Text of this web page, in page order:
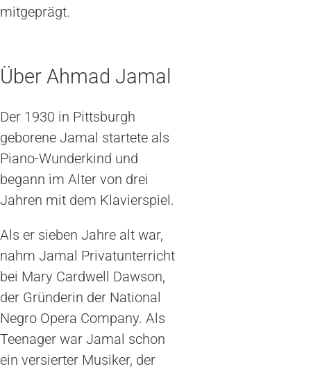
mitgeprägt.
Über Ahmad Jamal
Der 1930 in Pittsburgh
geborene Jamal startete als
Piano-Wunderkind und
begann im Alter von drei
Jahren mit dem Klavierspiel.
Als er sieben Jahre alt war,
nahm Jamal Privatunterricht
bei Mary Cardwell Dawson,
der Gründerin der National
Negro Opera Company. Als
Teenager war Jamal schon
ein versierter Musiker, der